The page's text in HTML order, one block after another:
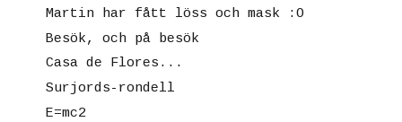
Martin har fått löss och mask :O
Besök, och på besök
Casa de Flores...
Surjords-rondell
E=mc2